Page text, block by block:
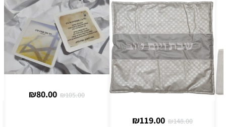
₪148.00
₪119.00
₪105.00
₪80.00